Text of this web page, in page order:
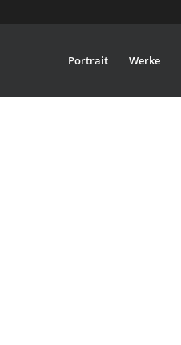
Portrait Werke